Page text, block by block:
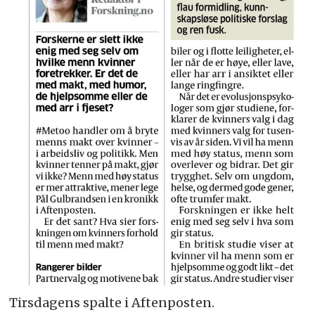
Tirsdagens spalte i Aftenposten.